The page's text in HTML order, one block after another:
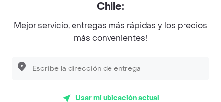
2026 Rappi Inc. All rights reserved.
Chile:
Mejor servicio, entregas más rápidas y los precios
más convenientes!
Usar mi ubicación actual